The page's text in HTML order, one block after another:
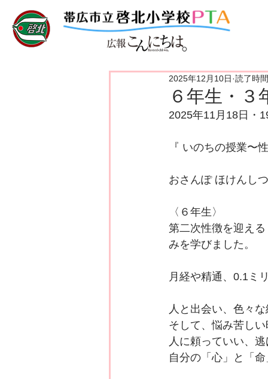
６年生・３
2025年12月10日 読了時
2025年11月18日・
『 いのちの授業〜
おさんぽ ほけんし
〈６年生〉
第二次性徴を迎え
みを学びました。
月経や精通、0.1ミ
人と出会い、色々
そして、悩み苦し
人に頼っていい、
自分の「心」と「